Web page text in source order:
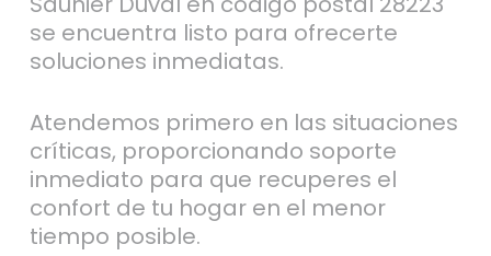
se encuentra listo para ofrecerte
soluciones inmediatas.
Atendemos primero en las situaciones
críticas, proporcionando soporte
inmediato para que recuperes el
confort de tu hogar en el menor
tiempo posible.